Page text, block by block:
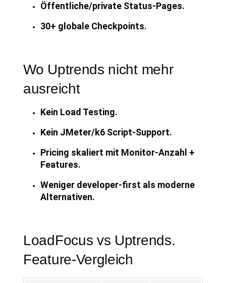
Öffentliche/private Status-Pages.
30+ globale Checkpoints.
Wo Uptrends nicht mehr
ausreicht
Kein Load Testing.
Kein JMeter/k6 Script-Support.
Pricing skaliert mit Monitor-Anzahl +
Features.
Weniger developer-first als moderne
Alternativen.
LoadFocus vs Uptrends.
Feature-Vergleich